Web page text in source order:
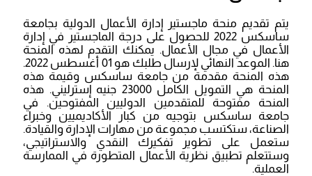
يتم تقديم منحة ماجستير إدارة الأعمال الدولية بجامعة
ساسكس 2022 للحصول على درجة الماجستير في إدارة
الأعمال في مجال الأعمال. يمكنك التقدم لهذه المنحة
هنا. الموعد النهائي لإرسال طلبك هو 01 أغسطس 2022.
هذه المنحة مقدمة من جامعة ساسكس وقيمة هذه
المنحة هي التمويل الكامل 23000 جنيه إسترليني. هذه
المنحة مفتوحة للمتقدمين الدوليين المفتوحين. في
جامعة ساسكس بتوجيه من كبار الأكاديميين وخبراء
الصناعة، ستكتسب مجموعة من مهارات الإدارة والقيادة.
ستعمل على تطوير تفكيرك النقدي والاستراتيجي،
وستتعلم تطبيق نظرية الأعمال المتطورة في الممارسة
العملية.